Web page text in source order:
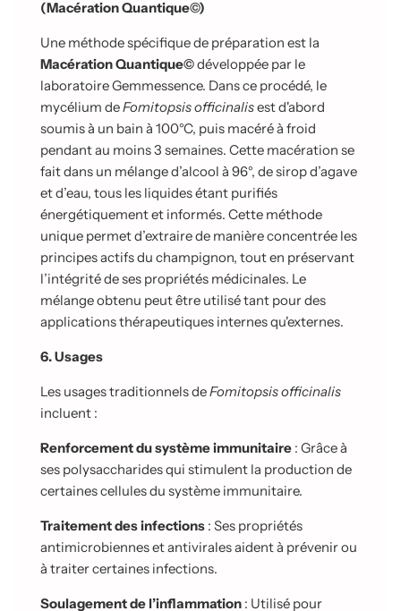
(Macération Quantique©)
Une méthode spécifique de préparation est la
Macération Quantique©développée par le
laboratoire Gemmessence. Dans ce procédé, le
mycélium deFomitopsis officinalisest d'abord
soumis à un bain à 100°C, puis macéré à froid
pendant au moins 3 semaines. Cette macération se
fait dans un mélange d’alcool à 96°, de sirop d’agave
et d’eau, tous les liquides étant purifiés
énergétiquement et informés. Cette méthode
unique permet d’extraire de manière concentrée les
principes actifs du champignon, tout en préservant
l’intégrité de ses propriétés médicinales. Le
mélange obtenu peut être utilisé tant pour des
applications thérapeutiques internes qu'externes.
6. Usages
Les usages traditionnels deFomitopsis officinalis
incluent :
Renforcement du système immunitaire : Grâce à
ses polysaccharides qui stimulent la production de
certaines cellules du système immunitaire.
Traitement des infections : Ses propriétés
antimicrobiennes et antivirales aident à prévenir ou
à traiter certaines infections.
Soulagement de l’inflammation : Utilisé pour